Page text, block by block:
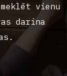
vienu
darina